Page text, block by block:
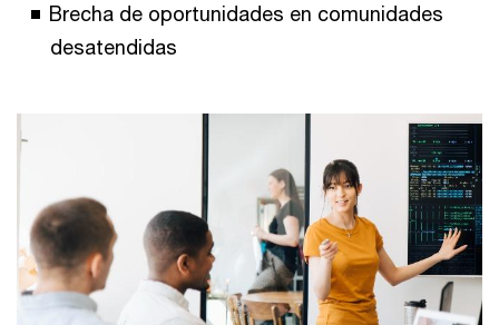
Brecha de oportunidades en comunidades
desatendidas